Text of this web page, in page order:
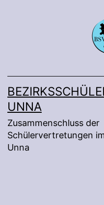
UNNA
Zusammenschluss der
Schülervertretungen
Unna